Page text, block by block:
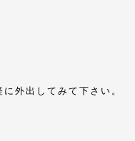
外出してみて下さい。